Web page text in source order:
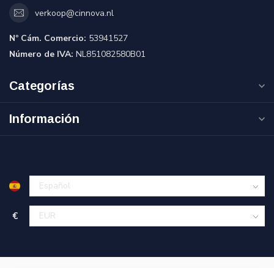
verkoop@cinnova.nl
Nº Cám. Comercio: 53941527
Número de IVA: NL851082580B01
Categorías
Información
€